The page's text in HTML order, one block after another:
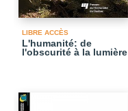
LIBRE ACCÈS
L'humanité: de
l'obscurité à la lumière